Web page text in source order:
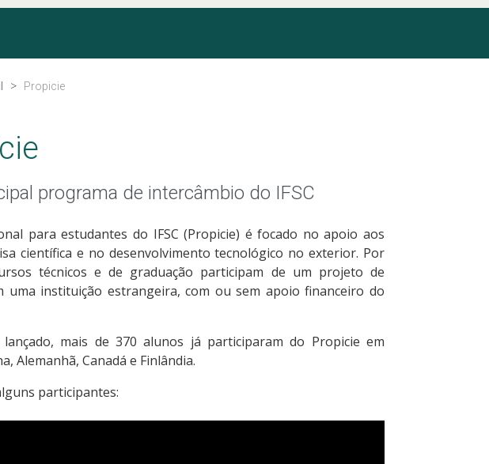
Propicie
programa de intercâmbio do IFSC
para estudantes do IFSC (Propicie) é focado no apoio aos
científica e no desenvolvimento tecnológico no exterior. Por
técnicos e de graduação participam de um projeto de
uma instituição estrangeira, com ou sem apoio financeiro do
mais de 370 alunos já participaram do Propicie em
Alemanhã, Canadá e Finlândia.
participantes: